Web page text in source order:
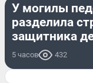
У могилы
разделила
защитника
5 часов 432